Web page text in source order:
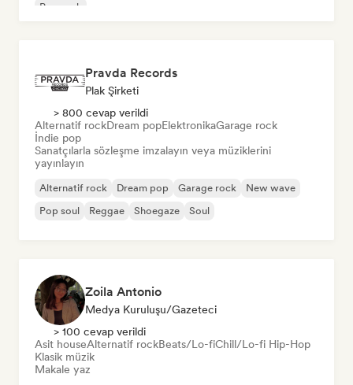
Pop rock
Pravda Records
Plak Şirketi
> 800 cevap verildi
Alternatif rockDream popElektronikaGarage rock
İndie pop
Sanatçılarla sözleşme imzalayın veya müziklerini
yayınlayın
Alternatif rock Dream pop Garage rock
New wave
Pop soul
Reggae Shoegaze Soul
Zoila Antonio
Medya Kuruluşu/Gazeteci
> 100 cevap verildi
Asit houseAlternatif rockBeats/Lo-fiChill/Lo-fi Hip-Hop
Klasik müzik
Makale yaz